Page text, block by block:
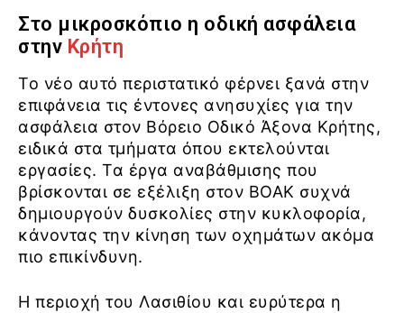
Στο μικροσκόπιο η οδική ασφάλεια
στην Κρήτη
Το νέο αυτό περιστατικό φέρνει ξανά στην
επιφάνεια τις έντονες ανησυχίες για την
ασφάλεια στον Βόρειο Οδικό Άξονα Κρήτης,
ειδικά στα τμήματα όπου εκτελούνται
εργασίες. Τα έργα αναβάθμισης που
βρίσκονται σε εξέλιξη στον ΒΟΑΚ συχνά
δημιουργούν δυσκολίες στην κυκλοφορία,
κάνοντας την κίνηση των οχημάτων ακόμα
πιο επικίνδυνη.
Η περιοχή του Λασιθίου και ευρύτερα η